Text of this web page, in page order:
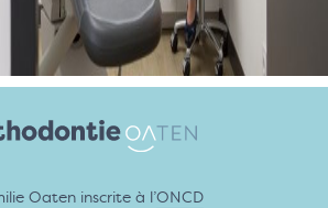
Oaten inscrite à l’ONCD